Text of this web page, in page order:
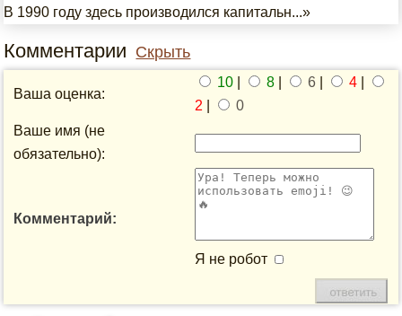
В 1990 году здесь производился капитальн...»
Комментарии Скрыть
Ваша оценка:
10 8 6 4
2
0
Ваше имя (не
обязательно):
Комментарий:
Я не робот